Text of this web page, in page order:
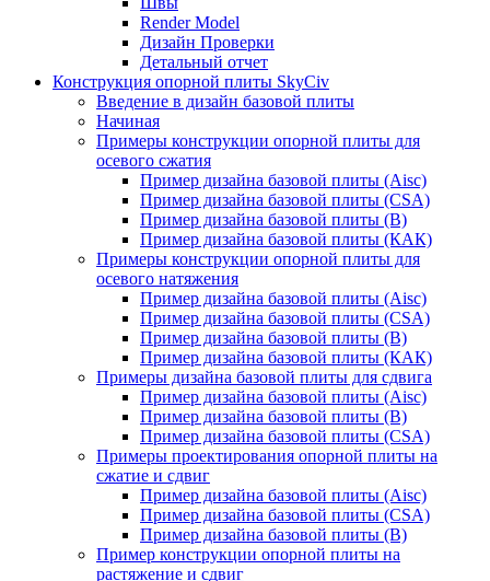
Render Model
Дизайн Проверки
Детальный отчет
Конструкция опорной плиты SkyCiv
Введение в дизайн базовой плиты
Начиная
Примеры конструкции опорной плиты для
осевого сжатия
Пример дизайна базовой плиты (Aisc)
Пример дизайна базовой плиты (CSA)
Пример дизайна базовой плиты (В)
Пример дизайна базовой плиты (КАК)
Примеры конструкции опорной плиты для
осевого натяжения
Пример дизайна базовой плиты (Aisc)
Пример дизайна базовой плиты (CSA)
Пример дизайна базовой плиты (В)
Пример дизайна базовой плиты (КАК)
Примеры дизайна базовой плиты для сдвига
Пример дизайна базовой плиты (Aisc)
Пример дизайна базовой плиты (В)
Пример дизайна базовой плиты (CSA)
Примеры проектирования опорной плиты на
сжатие и сдвиг
Пример дизайна базовой плиты (Aisc)
Пример дизайна базовой плиты (CSA)
Пример дизайна базовой плиты (В)
Пример конструкции опорной плиты на
растяжение и сдвиг